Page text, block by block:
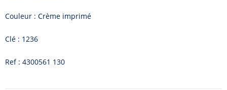
Couleur : Crème imprimé
Clé : 1236
Ref : 4300561 130